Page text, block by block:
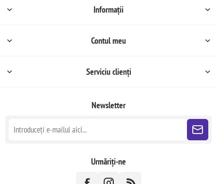
Informații
Contul meu
Serviciu clienți
Newsletter
Urmăriți-ne